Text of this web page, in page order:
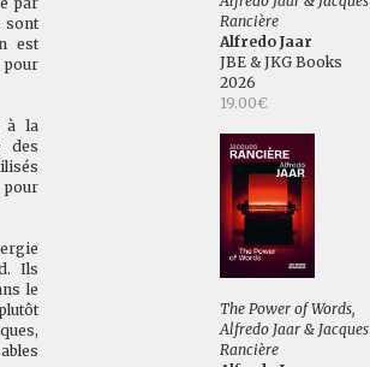
sont
est
à la
des
pour
Ils
le
Rancière
Alfredo Jaar
JBE & JKG Books
2026
19.00€
The Power of Words,
Alfredo Jaar & Jacques
Rancière